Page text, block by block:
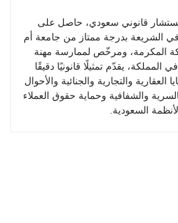
قانوني سعودي، حاصل على
الشريعة بدرجة ممتاز من جامعة أم
المكرمة، ومرخّص لممارسة مهنة
المملكة، يقدّم تمثيلًا قانونيًا دقيقًا
والتجارية والجنائية والأحوال
والشفافية وحماية حقوق العملاء
السعودية.